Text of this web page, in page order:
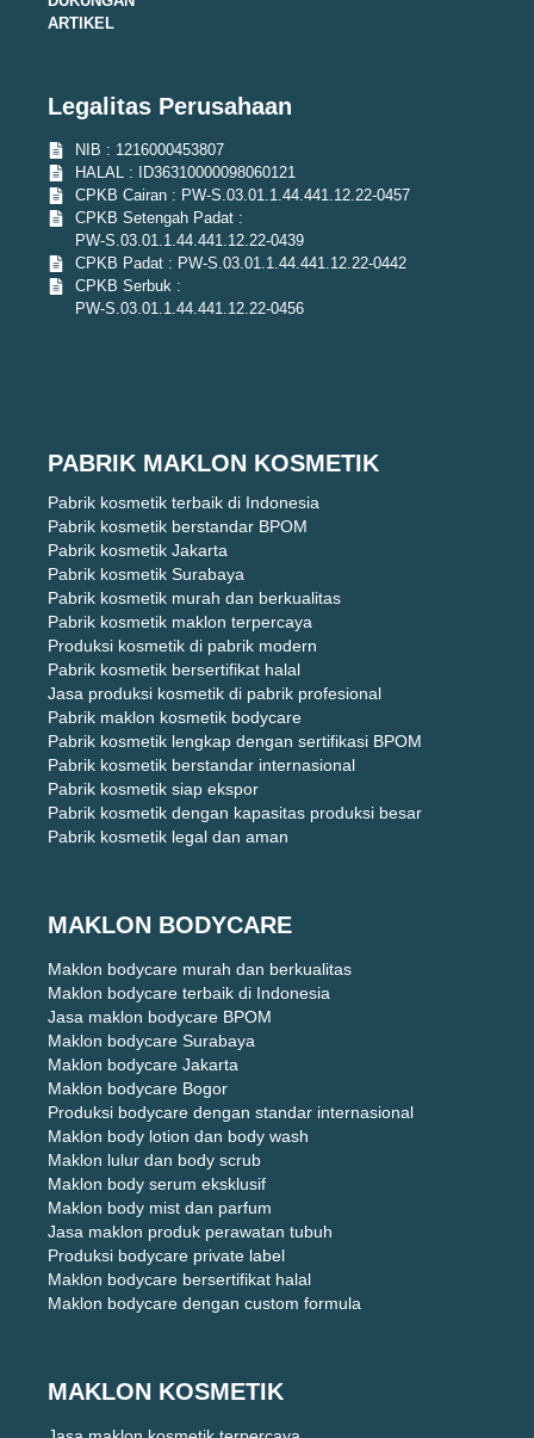
ARTIKEL
Legalitas Perusahaan
NIB : 1216000453807
HALAL : ID36310000098060121
CPKB Cairan : PW-S.03.01.1.44.441.12.22-0457
CPKB Setengah Padat :
PW-S.03.01.1.44.441.12.22-0439
CPKB Padat : PW-S.03.01.1.44.441.12.22-0442
CPKB Serbuk :
PW-S.03.01.1.44.441.12.22-0456
PABRIK MAKLON KOSMETIK
Pabrik kosmetik terbaik di Indonesia
Pabrik kosmetik berstandar BPOM
Pabrik kosmetik Jakarta
Pabrik kosmetik Surabaya
Pabrik kosmetik murah dan berkualitas
Pabrik kosmetik maklon terpercaya
Produksi kosmetik di pabrik modern
Pabrik kosmetik bersertifikat halal
Jasa produksi kosmetik di pabrik profesional
Pabrik maklon kosmetik bodycare
Pabrik kosmetik lengkap dengan sertifikasi BPOM
Pabrik kosmetik berstandar internasional
Pabrik kosmetik siap ekspor
Pabrik kosmetik dengan kapasitas produksi besar
Pabrik kosmetik legal dan aman
MAKLON BODYCARE
Maklon bodycare murah dan berkualitas
Maklon bodycare terbaik di Indonesia
Jasa maklon bodycare BPOM
Maklon bodycare Surabaya
Maklon bodycare Jakarta
Maklon bodycare Bogor
Produksi bodycare dengan standar internasional
Maklon body lotion dan body wash
Maklon lulur dan body scrub
Maklon body serum eksklusif
Maklon body mist dan parfum
Jasa maklon produk perawatan tubuh
Produksi bodycare private label
Maklon bodycare bersertifikat halal
Maklon bodycare dengan custom formula
MAKLON KOSMETIK